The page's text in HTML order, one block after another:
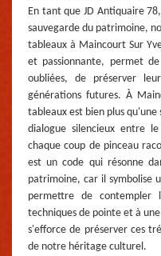
En tant que JD Antiquaire
sauvegarde du patrimoine,
tableaux à Maincourt Sur
et passionnante, permet
oubliées, de préserver
générations futures. À
tableaux est bien plus
dialogue silencieux entre
chaque coup de pinceau
est un code qui résonne
patrimoine, car il symbolise
permettre de
techniques de pointe et à
s'efforce de préserver ces
de notre héritage culturel.